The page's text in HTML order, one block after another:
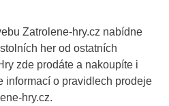
Zatrolene-hry.cz nabídne
her od ostatních
zde prodáte a nakoupíte i
informací o pravidlech prodeje
hry.cz.